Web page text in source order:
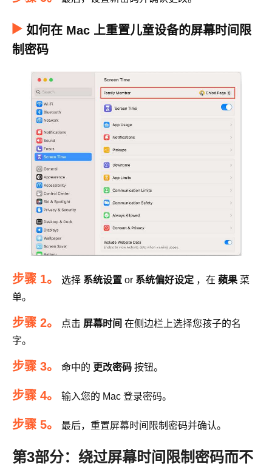
如何在 Mac 上重置儿童设备的屏幕时间限
制密码
步骤 1。 选择 系统设置 or 系统偏好设定 ，在 蘋果 菜
单。
步骤 2。 点击 屏幕时间 在侧边栏上选择您孩子的名
字。
步骤 3。 命中的 更改密码 按钮。
步骤 4。 输入您的 Mac 登录密码。
步骤 5。 最后，重置屏幕时间限制密码并确认。
第3部分：绕过屏幕时间限制密码而不